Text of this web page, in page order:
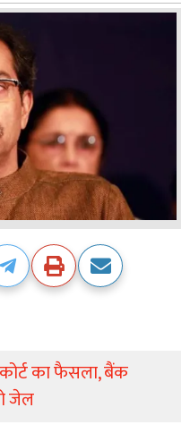
का फैसला, बैंक
जेल